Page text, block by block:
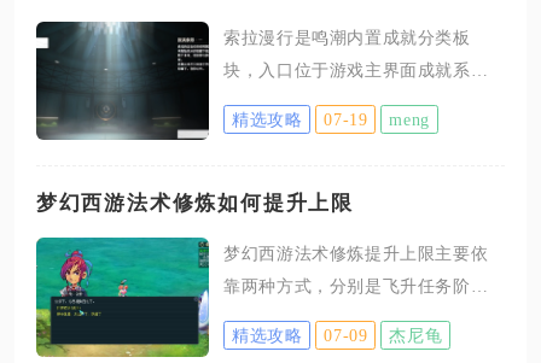
索拉漫行是鸣潮内置成就分类板
块，入口位于游戏主界面成就系统
内，无需前往野外地图点位，解锁
主剧情第三幕、开放索拉指南功能
主界面，点击屏幕右侧图鉴样式的
项，成就页面顶部会划分多个成就
大类，索拉漫行板块固定归类于索
拉的大地·瑝珑分区，点击对应标签
精选攻略 07-19 meng
梦幻西游法术修炼如何提升上限
梦幻西游法术修炼提升上限主要依
靠两种方式，分别是飞升任务阶段
一次性降修提上限，以及飞升完成
后在帮派药房逐级降修提升上限，
精选攻略 07-09 杰尼龟